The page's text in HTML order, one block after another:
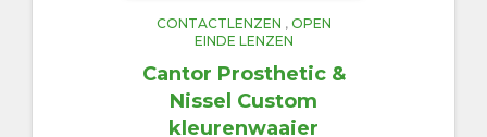
CONTACTLENZEN , OPEN
EINDE LENZEN
Cantor Prosthetic &
Nissel Custom
kleurenwaaier